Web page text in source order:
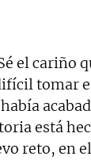
el cariño
tomar
está
reto, en